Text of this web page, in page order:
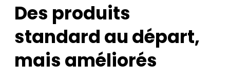
Des produits
standard au départ,
mais améliorés